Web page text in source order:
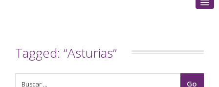
Tagged: “Asturias”